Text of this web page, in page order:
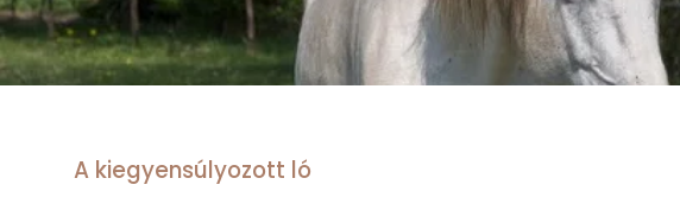
A kiegyensúlyozott ló